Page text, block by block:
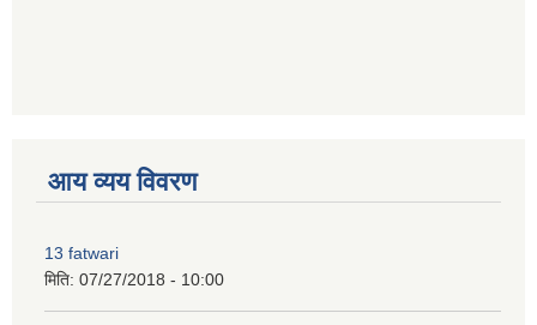
आय व्यय विवरण
13 fatwari
मिति: 07/27/2018 - 10:00